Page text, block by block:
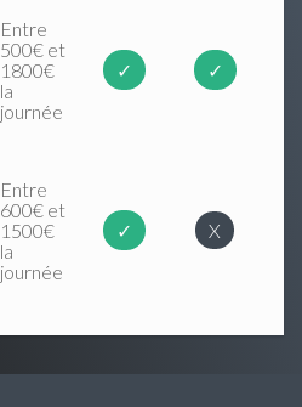
Entre
500€ et
1800€
la
journée
✓ ✓
Entre
600€ et
1500€
la
journée
✓ X